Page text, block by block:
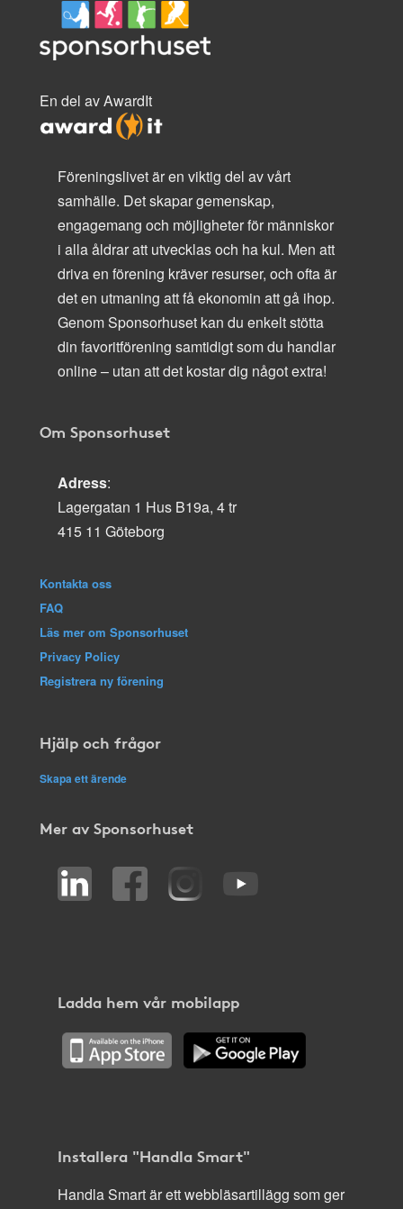
En del av AwardIt
Föreningslivet är en viktig del av vårt
samhälle. Det skapar gemenskap,
engagemang och möjligheter för människor
i alla åldrar att utvecklas och ha kul. Men att
driva en förening kräver resurser, och ofta är
det en utmaning att få ekonomin att gå ihop.
Genom Sponsorhuset kan du enkelt stötta
din favoritförening samtidigt som du handlar
online – utan att det kostar dig något extra!
Om Sponsorhuset
Adress:
Lagergatan 1 Hus B19a, 4 tr
415 11 Göteborg
Kontakta oss
FAQ
Läs mer om Sponsorhuset
Privacy Policy
Registrera ny förening
Hjälp och frågor
Skapa ett ärende
Mer av Sponsorhuset
Ladda hem vår mobilapp
Installera "Handla Smart"
Handla Smart är ett webbläsartillägg som ger